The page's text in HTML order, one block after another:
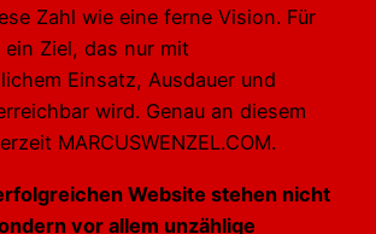
Zahl wie eine ferne Vision. Für
Ziel, das nur mit
Einsatz, Ausdauer und
wird. Genau an diesem
MARCUSWENZEL.COM.
Website stehen nicht
vor allem unzählige